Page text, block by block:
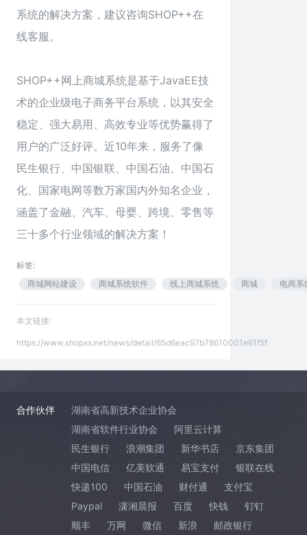
系统的解决方案，建议咨询SHOP++在
线客服。
SHOP++网上商城系统是基于JavaEE技
术的企业级电子商务平台系统，以其安全
稳定、强大易用、高效专业等优势赢得了
用户的广泛好评。近10年来，服务了像
民生银行、中国银联、中国石油、中国石
化、国家电网等数万家国内外知名企业，
涵盖了金融、汽车、母婴、跨境、零售等
三十多个行业领域的解决方案！
标签:
商城网站建设
商城系统软件 线上商城系统 商城 电商系
本文链接:
https://www.shopxx.net/news/detail/65d6eac97b78610001e61f5f
合作伙伴
湖南省高新技术企业协会
湖南省软件行业协会
阿里云计算
民生银行
浪潮集团 新华书店
京东集团
中国电信
亿美软通 易宝支付
银联在线
快递100
中国石油 财付通
支付宝
Paypal
潇湘晨报 百度 快钱
钉钉
顺丰
万网 微信 新浪 邮政银行